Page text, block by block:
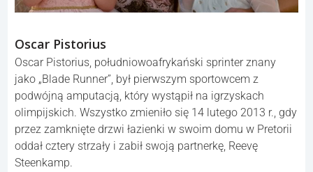
Oscar Pistorius
Oscar Pistorius, południowoafrykański sprinter znany
jako „Blade Runner”, był pierwszym sportowcem z
podwójną amputacją, który wystąpił na igrzyskach
olimpijskich. Wszystko zmieniło się 14 lutego 2013 r., gdy
przez zamknięte drzwi łazienki w swoim domu w Pretorii
oddał cztery strzały i zabił swoją partnerkę, Reevę
Steenkamp.